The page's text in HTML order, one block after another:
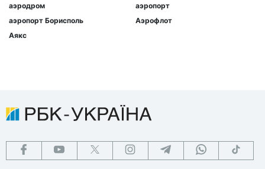
аэродром
аэропорт
аэропорт Борисполь
Аэрофлот
Аякс